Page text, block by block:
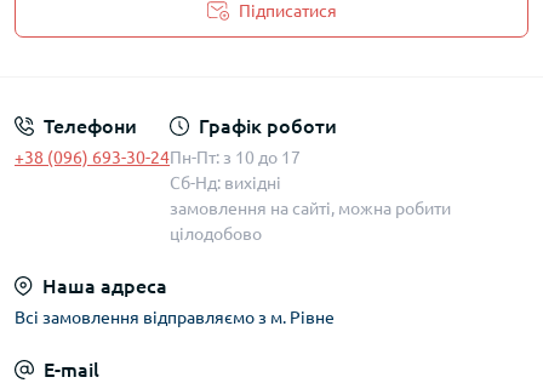
Підписатися
Телефони
+38 (096) 693-30-24
Графік роботи
Пн-Пт: з 10 до 17
Сб-Нд: вихідні
замовлення на сайті, можна робити
цілодобово
Наша адреса
Всі замовлення відправляємо з м. Рівне
E-mail